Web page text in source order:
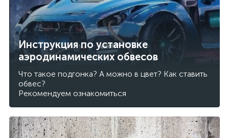
Инструкция по установке
аэродинамических обвесов
Что такое подгонка? А можно в цвет? Как ставить
обвес?
Рекомендуем ознакомиться